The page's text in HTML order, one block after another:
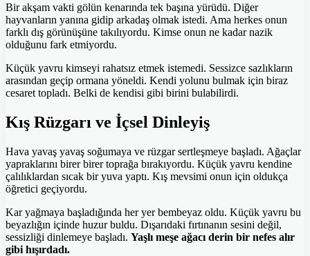
Bir akşam vakti gölün kenarında tek başına yürüdü. Diğer
hayvanların yanına gidip arkadaş olmak istedi. Ama herkes onun
farklı dış görünüşüne takılıyordu. Kimse onun ne kadar nazik
olduğunu fark etmiyordu.
Küçük yavru kimseyi rahatsız etmek istemedi. Sessizce sazlıkların
arasından geçip ormana yöneldi. Kendi yolunu bulmak için biraz
cesaret topladı. Belki de kendisi gibi birini bulabilirdi.
Kış Rüzgarı ve İçsel Dinleyiş
Hava yavaş yavaş soğumaya ve rüzgar sertleşmeye başladı. Ağaçlar
yapraklarını birer birer toprağa bırakıyordu. Küçük yavru kendine
çalılıklardan sıcak bir yuva yaptı. Kış mevsimi onun için oldukça
öğretici geçiyordu.
Kar yağmaya başladığında her yer bembeyaz oldu. Küçük yavru bu
beyazlığın içinde huzur buldu. Dışarıdaki fırtınanın sesini değil,
sessizliği dinlemeye başladı. Yaşlı meşe ağacı derin bir nefes alır
gibi hışırdadı.